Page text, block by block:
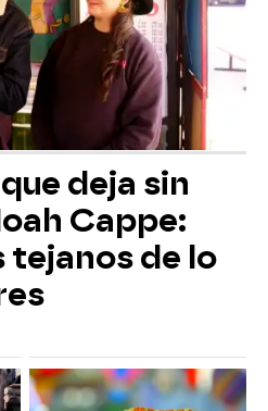
deja sin
Cappe:
tejanos de lo